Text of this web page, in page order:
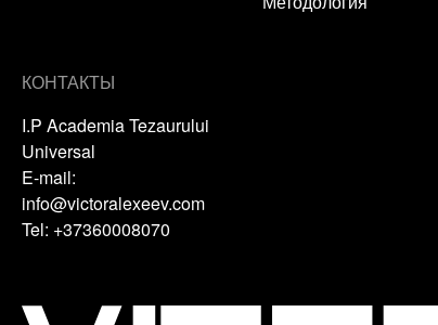
КОНТАКТЫ
I.P Academia Tezaurului
Universal
E-mail:
info@victoralexeev.com
Tel: +37360008070